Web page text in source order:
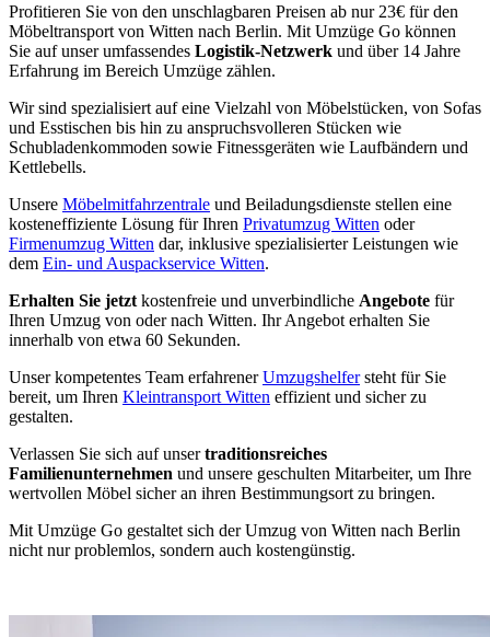
Profitieren Sie von den unschlagbaren Preisen ab nur 23€ für den
Möbeltransport von Witten nach Berlin. Mit Umzüge Go können
Sie auf unser umfassendes Logistik-Netzwerk und über 14 Jahre
Erfahrung im Bereich Umzüge zählen.
Wir sind spezialisiert auf eine Vielzahl von Möbelstücken, von Sofas
und Esstischen bis hin zu anspruchsvolleren Stücken wie
Schubladenkommoden sowie Fitnessgeräten wie Laufbändern und
Kettlebells.
Unsere Möbelmitfahrzentrale und Beiladungsdienste stellen eine
kosteneffiziente Lösung für Ihren Privatumzug Witten oder
Firmenumzug Witten dar, inklusive spezialisierter Leistungen wie
dem Ein- und Auspackservice Witten.
Erhalten Sie jetzt kostenfreie und unverbindliche Angebote für
Ihren Umzug von oder nach Witten. Ihr Angebot erhalten Sie
innerhalb von etwa 60 Sekunden.
Unser kompetentes Team erfahrenerUmzugshelfersteht für Sie
bereit, um Ihren Kleintransport Witten effizient und sicher zu
gestalten.
Verlassen Sie sich auf unsertraditionsreiches
Familienunternehmen und unsere geschulten Mitarbeiter, um Ihre
wertvollen Möbel sicher an ihren Bestimmungsort zu bringen.
Mit Umzüge Go gestaltet sich der Umzug von Witten nach Berlin
nicht nur problemlos, sondern auch kostengünstig.